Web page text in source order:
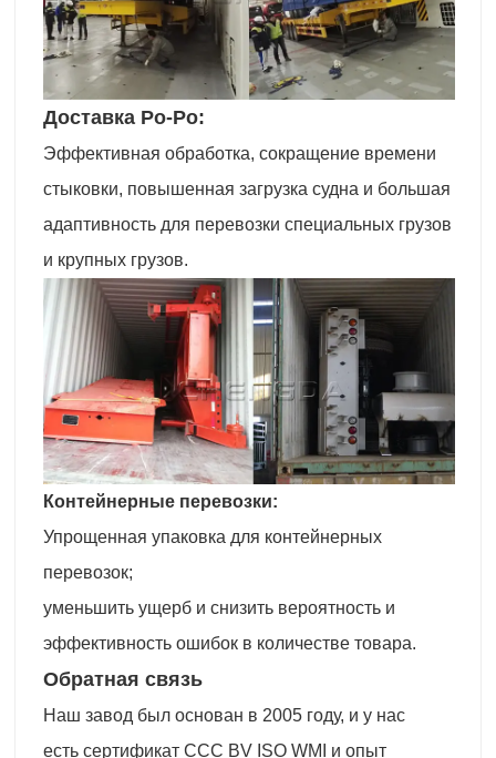
Доставка Ро-Ро:
Эффективная обработка, сокращение времени
стыковки, повышенная загрузка судна и большая
адаптивность для перевозки специальных грузов
и крупных грузов.
Контейнерные перевозки:
Упрощенная упаковка для контейнерных
перевозок;
уменьшить ущерб и снизить вероятность и
эффективность ошибок в количестве товара.
Обратная связь
Наш завод был основан в 2005 году, и у нас
есть сертификат CCC BV ISO WMI и опыт